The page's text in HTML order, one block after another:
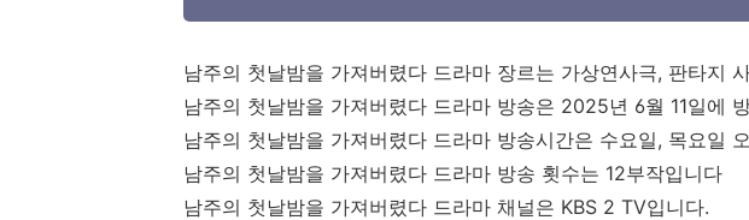
남주의 첫날밤을 가져버렸다 드라마 장르는 가상연사극, 판타지
남주의 첫날밤을 가져버렸다 드라마 방송은 2025년 6월 11일에
남주의 첫날밤을 가져버렸다 드라마 방송시간은 수요일, 목요일
남주의 첫날밤을 가져버렸다 드라마 방송 횟수는 12부작입니다
남주의 첫날밤을 가져버렸다 드라마 채널은 KBS 2 TV입니다.